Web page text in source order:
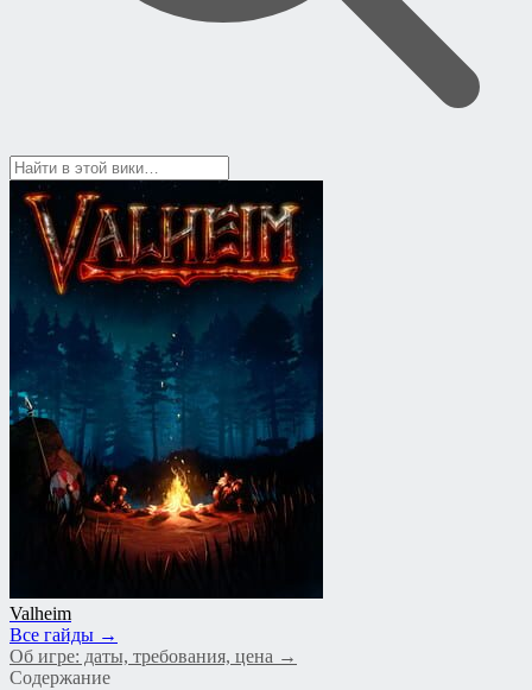
Valheim
Все гайды →
Об игре: даты, требования, цена →
Содержание